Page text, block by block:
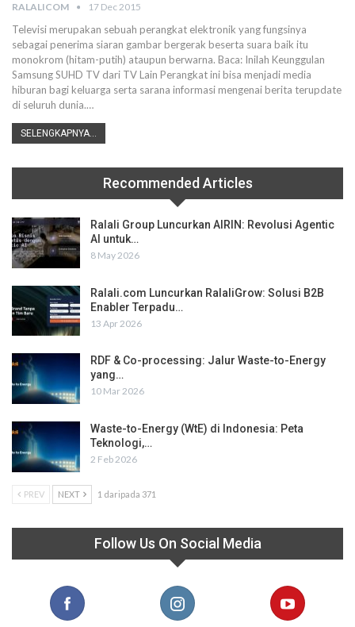
RALALICOM 17 Dec 2015
Televisi merupakan sebuah perangkat elektronik yang fungsinya
sebagai penerima siaran gambar bergerak beserta suara baik itu
monokrom (hitam-putih) ataupun berwarna. Baca: Inilah Keunggulan
Samsung SUHD TV dari TV Lain Perangkat ini bisa menjadi media
hiburan bagi keluarga serta sarana informasi mengenai berita terupdate
di seluruh dunia.…
SELENGKAPNYA...
Recommended Articles
Ralali Group Luncurkan AIRIN: Revolusi Agentic
AI untuk…
8 May 2026
Ralali.com Luncurkan RalaliGrow: Solusi B2B
Enabler Terpadu…
13 Apr 2026
RDF & Co-processing: Jalur Waste-to-Energy
yang…
10 Mar 2026
Waste-to-Energy (WtE) di Indonesia: Peta
Teknologi,…
2 Feb 2026
PREV NEXT 1 daripada 371
Follow Us On Social Media